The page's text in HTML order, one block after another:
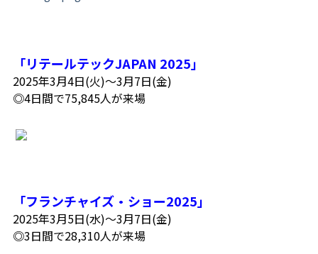
「リテールテックJAPAN 2025」
2025年3月4日(火)～3月7日(金)
◎4日間で75,845人が来場
「フランチャイズ・ショー2025」
2025年3月5日(水)～3月7日(金)
◎3日間で28,310人が来場